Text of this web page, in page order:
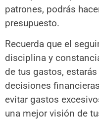
patrones, podrás
presupuesto.
Recuerda que el
disciplina y
de tus gastos,
decisiones
evitar gastos
una mejor visión de